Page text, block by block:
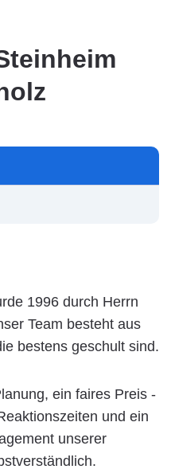
1996 durch Herrn
Team besteht aus
bestens geschult sind.
ein faires Preis -
und ein
unserer